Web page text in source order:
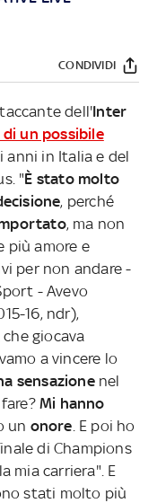
CONDIVIDI
dell'Inter
un possibile
anni in Italia e del
"È stato molto
, perché
, ma non
più amore e
per non andare -
- Avevo
16, ndr),
giocava
a vincere lo
sensazionenel
Mi hanno
un onore . E poi ho
di Champions
mia carriera". E
stati molto più